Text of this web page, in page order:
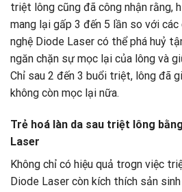
triệt lông cũng đã công nhận rằng,
mang lại gấp 3 đến 5 lần so với các
nghệ Diode Laser có thể phá huỷ
ngăn chặn sự mọc lại của lông và
Chỉ sau 2 đến 3 buổi triệt, lông đã
không còn mọc lại nữa.
Trẻ hoá làn da sau triệt lông
Laser
Không chỉ có hiệu quả trogn việc
Diode Laser còn kích thích sản